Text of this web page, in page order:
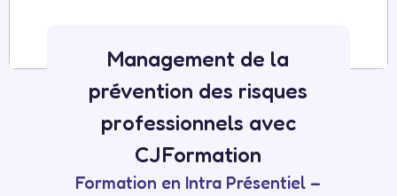
Management de la
prévention des risques
professionnels avec
CJFormation
Formation en Intra Présentiel –